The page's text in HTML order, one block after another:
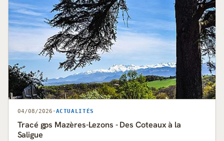
04/08/2026 · ACTUALITÉS
Tracé gps Mazères-Lezons - Des Coteaux à la
Saligue